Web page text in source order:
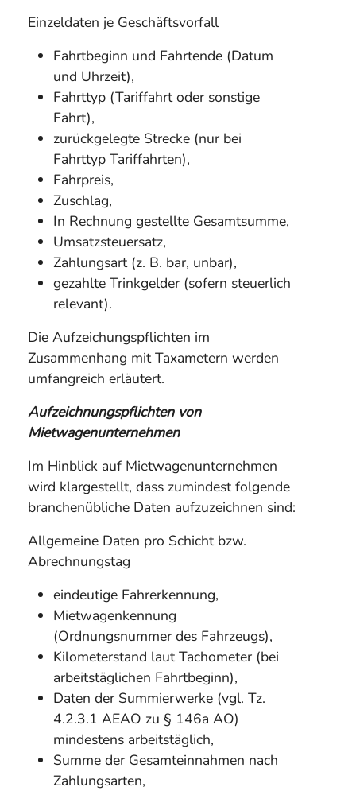
Einzeldaten je Geschäftsvorfall
Fahrtbeginn und Fahrtende (Datum
und Uhrzeit),
Fahrttyp (Tariffahrt oder sonstige
Fahrt),
zurückgelegte Strecke (nur bei
Fahrttyp Tariffahrten),
Fahrpreis,
Zuschlag,
In Rechnung gestellte Gesamtsumme,
Umsatzsteuersatz,
Zahlungsart (z. B. bar, unbar),
gezahlte Trinkgelder (sofern steuerlich
relevant).
Die Aufzeichungspflichten im
Zusammenhang mit Taxametern werden
umfangreich erläutert.
Aufzeichnungspflichten von
Mietwagenunternehmen
Im Hinblick auf Mietwagenunternehmen
wird klargestellt, dass zumindest folgende
branchenübliche Daten aufzuzeichnen sind:
Allgemeine Daten pro Schicht bzw.
Abrechnungstag
eindeutige Fahrerkennung,
Mietwagenkennung
(Ordnungsnummer des Fahrzeugs),
Kilometerstand laut Tachometer (bei
arbeitstäglichen Fahrtbeginn),
Daten der Summierwerke (vgl. Tz.
4.2.3.1 AEAO zu § 146a AO)
mindestens arbeitstäglich,
Summe der Gesamteinnahmen nach
Zahlungsarten,